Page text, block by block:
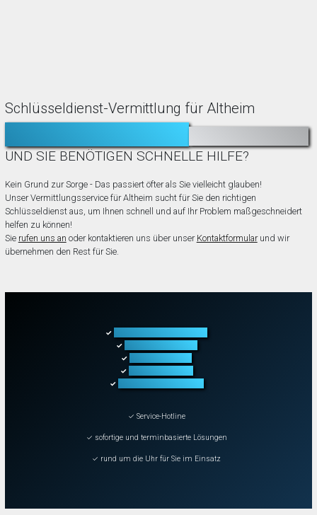
Schlüsseldienst-Vermittlung für Altheim
TÜR ZUGEFALLEN?
UND SIE BENÖTIGEN SCHNELLE HILFE?
Kein Grund zur Sorge - Das passiert öfter als Sie vielleicht glauben!
Unser Vermittlungsservice für Altheim sucht für Sie den richtigen
Schlüsseldienst aus, um Ihnen schnell und auf Ihr Problem maßgeschneidert
helfen zu können!
Sie rufen uns an oder kontaktieren uns über unser Kontaktformularund wir
übernehmen den Rest für Sie.
✓
✓
✓
✓
✓
✓ Service-Hotline
✓ sofortige und terminbasierte Lösungen
✓ rund um die Uhr für Sie im Einsatz